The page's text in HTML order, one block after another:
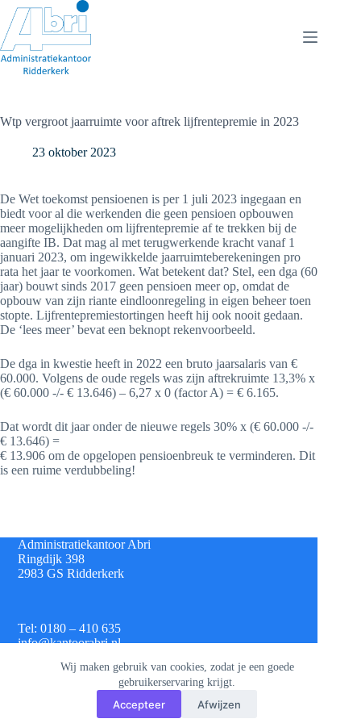
naar
de
inhoud
Wij maken gebruik van cookies, zodat je een goede
gebruikerservaring krijgt.
Accepteer Afwijzen
Wtp vergroot jaarruimte voor aftrek lijfrentepremie in 2023
23 oktober 2023
De Wet toekomst pensioenen is per 1 juli 2023 ingegaan en
biedt voor al die werkenden die geen pensioen opbouwen
meer mogelijkheden om lijfrentepremie af te trekken bij de
aangifte IB. Dat mag al met terugwerkende kracht vanaf 1
januari 2023, om ingewikkelde jaarruimteberekeningen pro
rata het jaar te voorkomen. Wat betekent dat? Stel, een dga (60
jaar) bouwt sinds 2017 geen pensioen meer op, omdat de
opbouw van zijn riante eindloonregeling in eigen beheer toen
stopte. Lijfrentepremiestortingen heeft hij ook nooit gedaan.
De ‘lees meer’ bevat een beknopt rekenvoorbeeld.
De dga in kwestie heeft in 2022 een bruto jaarsalaris van €
60.000. Volgens de oude regels was zijn aftrekruimte 13,3% x
(€ 60.000 -/- € 13.646) – 6,27 x 0 (factor A) = € 6.165.
Dat wordt dit jaar onder de nieuwe regels 30% x (€ 60.000 -/-
€ 13.646) =
€ 13.906 om de opgelopen pensioenbreuk te verminderen. Dit
is een ruime verdubbeling!
Administratiekantoor Abri
Ringdijk 398
2983 GS Ridderkerk
Tel: 0180 – 410 635
info@kantoorabri.nl
IBAN: NL 08 INGB 0693 4313 42